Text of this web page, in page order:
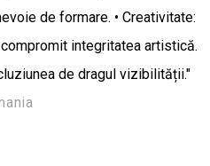
de formare. • Creativitate:
integritatea artistică.
de dragul vizibilității."